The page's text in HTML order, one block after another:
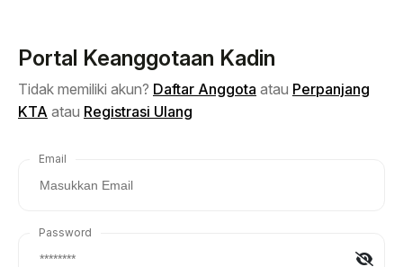
Portal Keanggotaan Kadin
Tidak memiliki akun? Daftar Anggota atau Perpanjang
KTA atau Registrasi Ulang
Email
Password